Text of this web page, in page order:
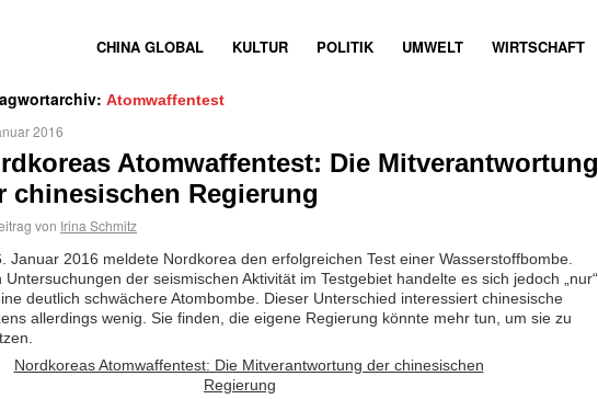
CHINA GLOBAL KULTUR POLITIK UMWELT WIRTSCHAFT
Atomwaffentest
2016
Atomwaffentest: Die Mitverantwortung
chinesischen Regierung
von Irina Schmitz
Januar 2016 meldete Nordkorea den erfolgreichen Test einer Wasserstoffbombe.
Untersuchungen der seismischen Aktivität im Testgebiet handelte es sich jedoch „nur“
deutlich schwächere Atombombe. Dieser Unterschied interessiert chinesische
allerdings wenig. Sie finden, die eigene Regierung könnte mehr tun, um sie zu